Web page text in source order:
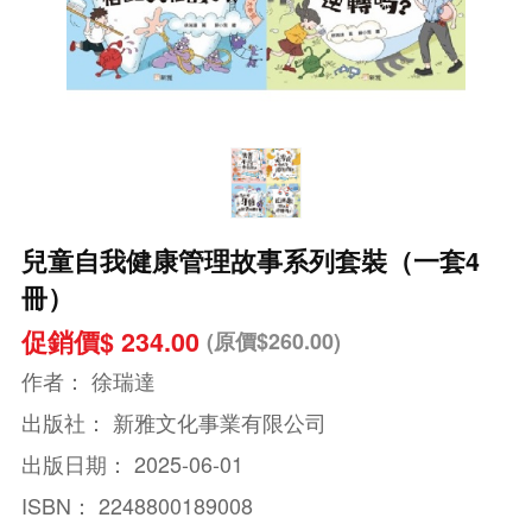
兒童自我健康管理故事系列套裝（一套4
冊）
促銷價$ 234.00 (原價$260.00)
作者： 徐瑞達
出版社： 新雅文化事業有限公司
出版日期： 2025-06-01
ISBN： 2248800189008